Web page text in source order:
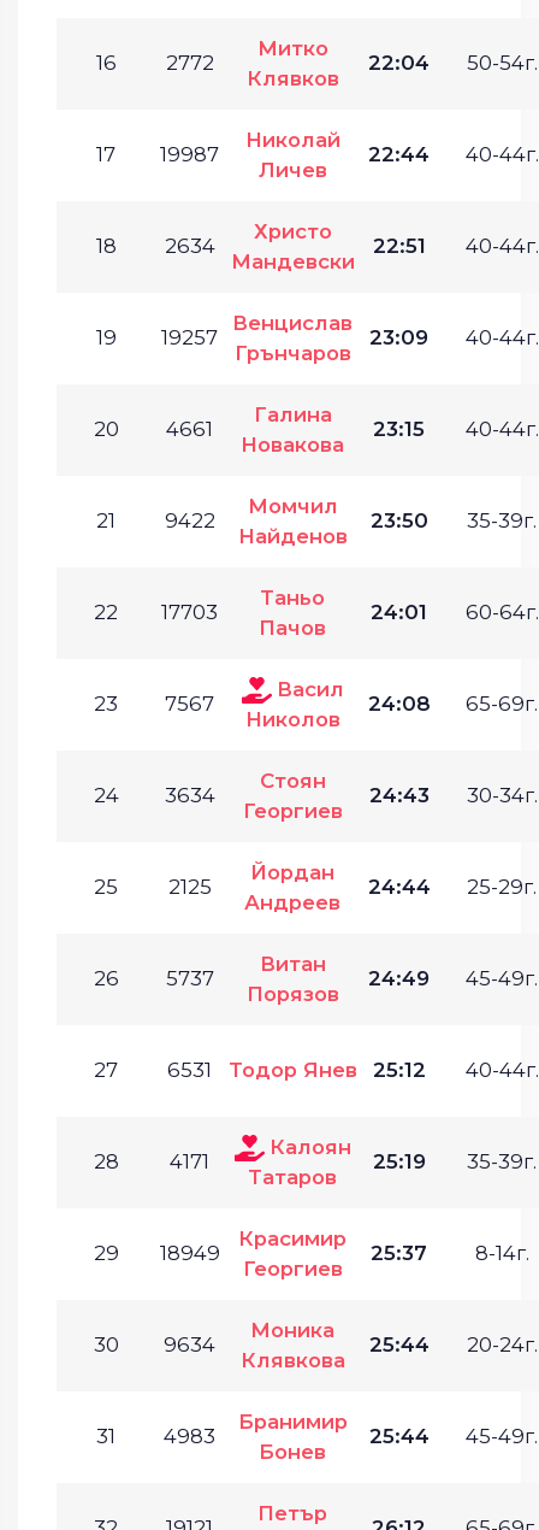
16 2772
Митко
Клявков
22:04 50-54г.
17 19987
Николай
Личев
22:44 40-44г.
18 2634
Христо
Мандевски
22:51 40-44г.
19 19257
Венцислав
Грънчаров
23:09 40-44г.
20 4661
Галина
Новакова
23:15 40-44г.
21 9422
Момчил
Найденов
23:50 35-39г.
22 17703
Таньо
Пачов
24:01 60-64г.
23 7567
Васил
Николов
24:08 65-69г.
24 3634
Стоян
Георгиев
24:43 30-34г.
25 2125
Йордан
Андреев
24:44 25-29г.
26 5737
Витан
Порязов
24:49 45-49г.
27 6531 Тодор Янев 25:12 40-44г.
28 4171
Калоян
Татаров
25:19 35-39г.
29 18949
Красимир
Георгиев
25:37 8-14г.
30 9634
Моника
Клявкова
25:44 20-24г.
31 4983
Бранимир
Бонев
25:44 45-49г.
Петър